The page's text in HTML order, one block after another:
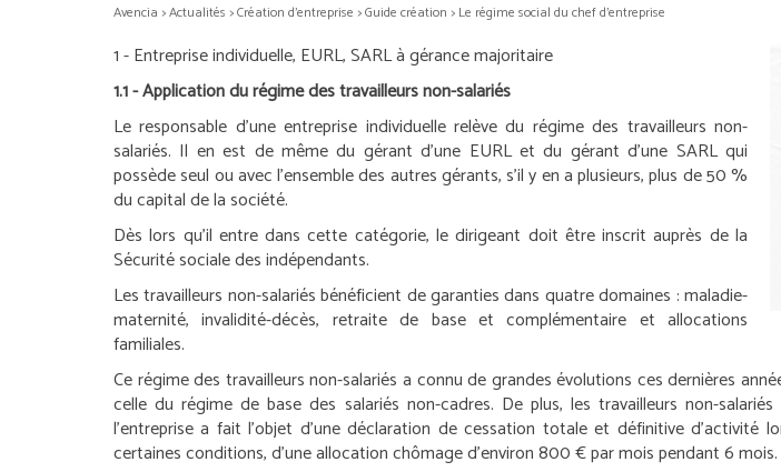
Avencia >Actualités >Création d'entreprise >Guide création > Le régime social du chef d’entreprise
1 - Entreprise individuelle, EURL, SARL à gérance majoritaire
1.1 - Application du régime des travailleurs non-salariés
Le responsable d’une entreprise individuelle relève du régime des travailleurs non-
salariés. Il en est de même du gérant d’une EURL et du gérant d’une SARL qui
possède seul ou avec l’ensemble des autres gérants, s’il y en a plusieurs, plus de 50 %
du capital de la société.
Dès lors qu’il entre dans cette catégorie, le dirigeant doit être inscrit auprès de la
Sécurité sociale des indépendants.
Les travailleurs non-salariés bénéficient de garanties dans quatre domaines : maladie-
maternité, invalidité-décès, retraite de base et complémentaire et allocations
familiales.
Ce régime des travailleurs non-salariés a connu de grandes évolutions ces dernières
celle du régime de base des salariés non-cadres. De plus, les travailleurs non-
l’entreprise a fait l’objet d’une déclaration de cessation totale et définitive
certaines conditions, d’une allocation chômage d’environ 800 € par mois pendant 6 mois.